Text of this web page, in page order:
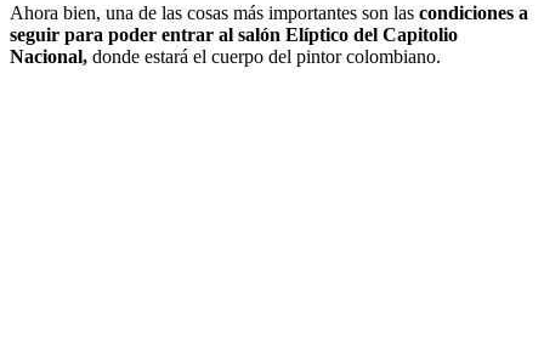
Ahora bien, una de las cosas más importantes son las condiciones a
seguir para poder entrar al salón Elíptico del Capitolio
Nacional, donde estará el cuerpo del pintor colombiano.